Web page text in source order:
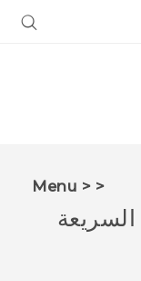
< < Menu